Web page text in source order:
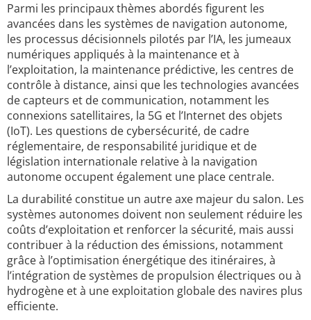
Parmi les principaux thèmes abordés figurent les
avancées dans les systèmes de navigation autonome,
les processus décisionnels pilotés par l’IA, les jumeaux
numériques appliqués à la maintenance et à
l’exploitation, la maintenance prédictive, les centres de
contrôle à distance, ainsi que les technologies avancées
de capteurs et de communication, notamment les
connexions satellitaires, la 5G et l’Internet des objets
(IoT). Les questions de cybersécurité, de cadre
réglementaire, de responsabilité juridique et de
législation internationale relative à la navigation
autonome occupent également une place centrale.
La durabilité constitue un autre axe majeur du salon. Les
systèmes autonomes doivent non seulement réduire les
coûts d’exploitation et renforcer la sécurité, mais aussi
contribuer à la réduction des émissions, notamment
grâce à l’optimisation énergétique des itinéraires, à
l’intégration de systèmes de propulsion électriques ou à
hydrogène et à une exploitation globale des navires plus
efficiente.